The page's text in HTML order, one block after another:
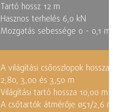
Tartó hossz 12 m
Hasznos terhelés 6,0 kN
Mozgatás sebessége 0 - 0,1
A világítási csőoszlopok hossza
2,80, 3,00 és 3,50 m
Világítási tartó hossza 10,00 m
A csőtartók átmérője ø51/2,6